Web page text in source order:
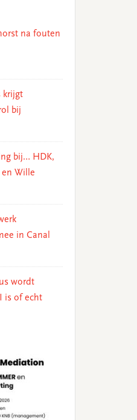
na fouten
krijgt
bij
bij… HDK,
Wille
in Canal
wordt
is of echt